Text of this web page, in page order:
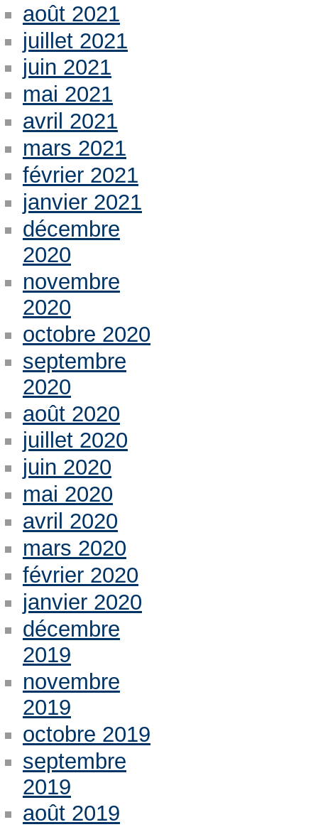
août 2021
juillet 2021
juin 2021
mai 2021
avril 2021
mars 2021
février 2021
janvier 2021
décembre
2020
novembre
2020
octobre 2020
septembre
2020
août 2020
juillet 2020
juin 2020
mai 2020
avril 2020
mars 2020
février 2020
janvier 2020
décembre
2019
novembre
2019
octobre 2019
septembre
2019
août 2019